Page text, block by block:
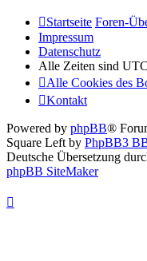
Startseite Foren-
Impressum
Datenschutz
Alle Zeiten sind
Alle Cookies des
Kontakt
Powered by phpBB®
Square Left by PhpBB3
Deutsche Übersetzung
phpBB SiteMaker